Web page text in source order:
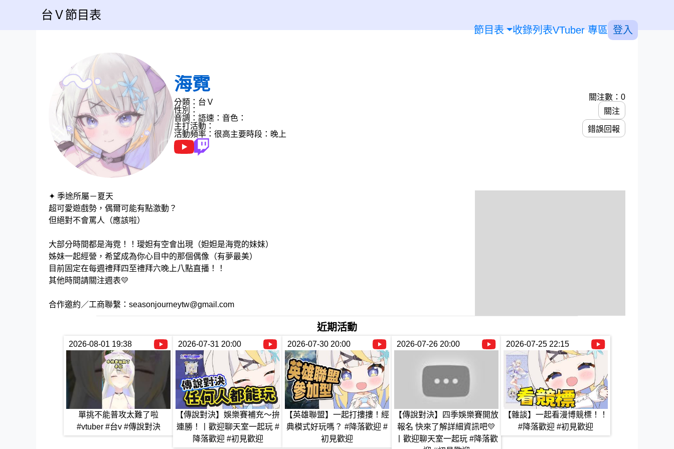
台Ｖ節目表
節目表 收錄列表VTuber 專區 登入
海霓
分類：台Ｖ
性別：
音調： 語速： 音色：
主打活動：
活動頻率：很高主要時段：晚上
關注數：0
關注
錯誤回報
✦ 季途所屬－夏天
超可愛遊戲勢，偶爾可能有點激動？
但絕對不會罵人（應該啦）
大部分時間都是海霓！！璦妲有空會出現（妲妲是海霓的妹妹）
姊妹一起經營，希望成為你心目中的那個偶像（有夢最美）
目前固定在每週禮拜四至禮拜六晚上八點直播！！
其他時間請關注週表💛
合作邀約／工商聯繫：seasonjourneytw@gmail.com
近期活動
2026-08-01 19:38
單挑不能普攻太難了啦
#vtuber #台v #傳說對決
2026-07-31 20:00
【傳說對決】娛樂賽補充～拚
連勝！丨歡迎聊天室一起玩 #
降落歡迎 #初見歡迎
2026-07-30 20:00
【英雄聯盟】一起打摟摟！經
典模式好玩嗎？ #降落歡迎 #
初見歡迎
2026-07-26 20:00
【傳說對決】四季娛樂賽開放
報名 快來了解詳細資訊吧💛
丨歡迎聊天室一起玩 #降落歡
2026-07-25 22:15
【雜談】一起看漫博競標！！
#降落歡迎 #初見歡迎